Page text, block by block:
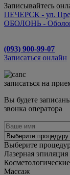
Записывайтесь
ПЕЧЕРСК - ул.
ОБОЛОНЬ -
(093) 900-99-07
Записаться онлайн
записаться на
Вы будете
звонка оператора
Выберите
Лазерная эпиляция
Массаж